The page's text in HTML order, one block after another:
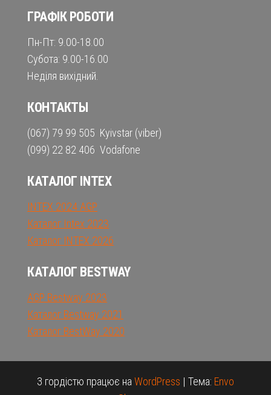
ГРАФІК РОБОТИ
Пн-Пт: 9.00-18.00
Субота: 9.00-16.00
Неділя вихідний.
КОНТАКТЫ
(067) 79 99 505 Kyivstar (viber)
(099) 22 82 406 Vodafone
КАТАЛОГ INTEX
INTEX 2024 AGP
Каталог Intex 2023
Каталог INTEX 2026
КАТАЛОГ BESTWAY
AGP Bestway 2023
Каталог Bestway 2021
Каталог BestWay 2020
З гордістю працює наWordPress | Тема: Envo